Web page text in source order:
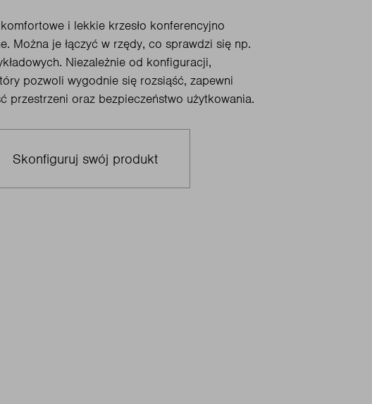
i lekkie krzesło konferencyjno
Można je łączyć w rzędy, co sprawdzi się np.
Niezależnie od konfiguracji,
pozwoli wygodnie się rozsiąść, zapewni
przestrzeni oraz bezpieczeństwo użytkowania.
Skonfiguruj swój produkt